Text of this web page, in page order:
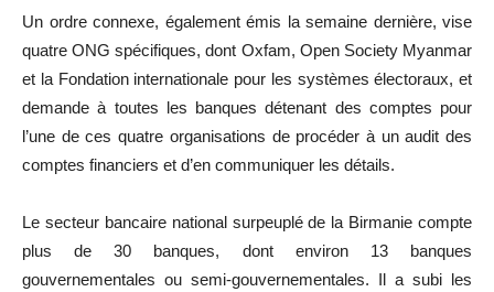
Un ordre connexe, également émis la semaine dernière, vise
quatre ONG spécifiques, dont Oxfam, Open Society Myanmar
et la Fondation internationale pour les systèmes électoraux, et
demande à toutes les banques détenant des comptes pour
l’une de ces quatre organisations de procéder à un audit des
comptes financiers et d’en communiquer les détails.
Le secteur bancaire national surpeuplé de la Birmanie compte
plus de 30 banques, dont environ 13 banques
gouvernementales ou semi-gouvernementales. Il a subi les